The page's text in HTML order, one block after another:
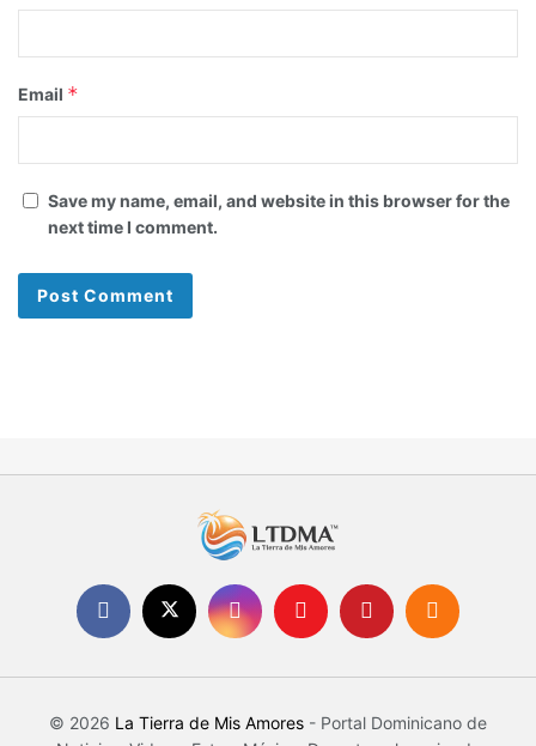
Email *
Save my name, email, and website in this browser for the
next time I comment.
© 2026 La Tierra de Mis Amores - Portal Dominicano de